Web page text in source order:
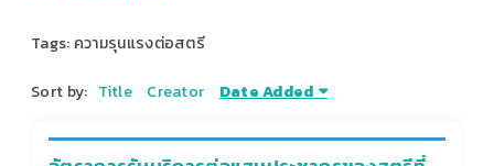
Tags: ความรุนแรงต่อสตรี
Sort by: Title Creator Date Added